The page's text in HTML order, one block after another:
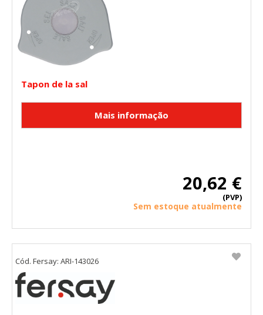
Tapon de la sal
20,62 €
(PVP)
Sem estoque atualmente
Cód. Fersay: ARI-143026